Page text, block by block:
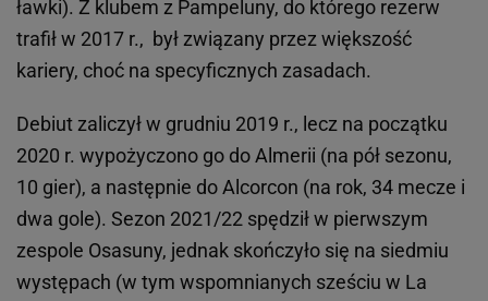
ławki). Z klubem z Pampeluny, do którego rezerw
trafił w 2017 r., był związany przez większość
kariery, choć na specyficznych zasadach.
Debiut zaliczył w grudniu 2019 r., lecz na początku
2020 r. wypożyczono go do Almerii (na pół sezonu,
10 gier), a następnie do Alcorcon (na rok, 34 mecze i
dwa gole). Sezon 2021/22 spędził w pierwszym
zespole Osasuny, jednak skończyło się na siedmiu
występach (w tym wspomnianych sześciu w La